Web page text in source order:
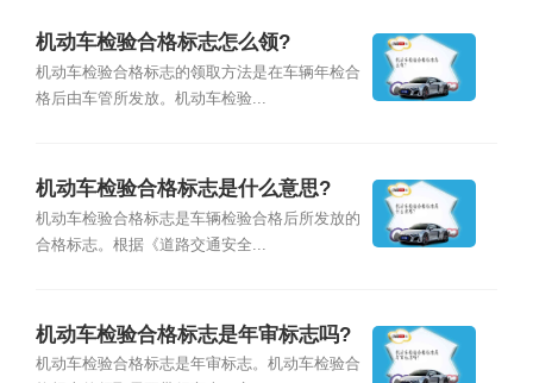
机动车检验合格标志怎么领?
机动车检验合格标志的领取方法是在车辆年检合
格后由车管所发放。机动车检验...
机动车检验合格标志是什么意思?
机动车检验合格标志是车辆检验合格后所发放的
合格标志。根据《道路交通安全...
机动车检验合格标志是年审标志吗?
机动车检验合格标志是年审标志。机动车检验合